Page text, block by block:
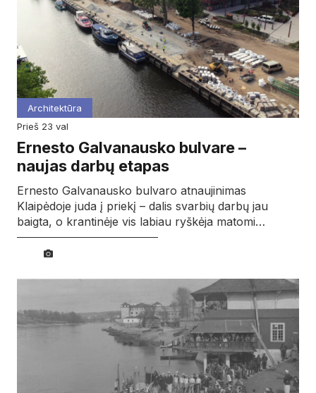
Architektūra
prieš 23 val
Ernesto Galvanausko bulvare –
naujas darbų etapas
Ernesto Galvanausko bulvaro atnaujinimas
Klaipėdoje juda į priekį – dalis svarbių darbų jau
baigta, o krantinėje vis labiau ryškėja matomi…